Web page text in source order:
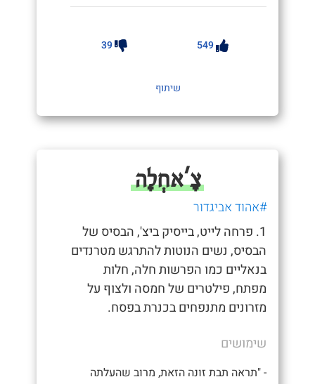
549
39
שיתוף
צָ'אחְלָה
#אהוד אביגדור
1. פרחה לייט, בייסיק ביצ', הבסיס של
הבסיס, נשים הנוטות להתרגש מטרנדים
בנאליים כמו הפרשות חלה, חלות
מפתח, פילטרים של חמסה ולצוף על
מזרונים מתנפחים בכנרת בפסח.
שימושים
- "תראה תבת זונה הזאת, מרוב שהעלתה